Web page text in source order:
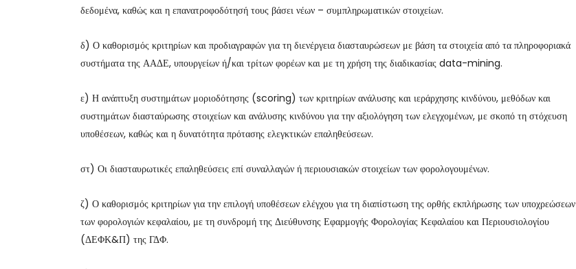
δεδομένα, καθώς και η επανατροφοδότησή τους βάσει νέων – συμπληρωματικών στοιχείων.
δ) Ο καθορισμός κριτηρίων και προδιαγραφών για τη διενέργεια διασταυρώσεων με βάση τα στοιχεία από τα πληροφοριακά
συστήματα της ΑΑΔΕ, υπουργείων ή/και τρίτων φορέων και με τη χρήση της διαδικασίας data-mining.
ε) Η ανάπτυξη συστημάτων μοριοδότησης (scoring) των κριτηρίων ανάλυσης και ιεράρχησης κινδύνου, μεθόδων και
συστημάτων διασταύρωσης στοιχείων και ανάλυσης κινδύνου για την αξιολόγηση των ελεγχομένων, με σκοπό τη στόχευση
υποθέσεων, καθώς και η δυνατότητα πρότασης ελεγκτικών επαληθεύσεων.
στ) Οι διασταυρωτικές επαληθεύσεις επί συναλλαγών ή περιουσιακών στοιχείων των φορολογουμένων.
ζ) Ο καθορισμός κριτηρίων για την επιλογή υποθέσεων ελέγχου για τη διαπίστωση της ορθής εκπλήρωσης των υποχρεώσεων
των φορολογιών κεφαλαίου, με τη συνδρομή της Διεύθυνσης Εφαρμογής Φορολογίας Κεφαλαίου και Περιουσιολογίου
(ΔΕΦΚ&Π) της ΓΔΦ.